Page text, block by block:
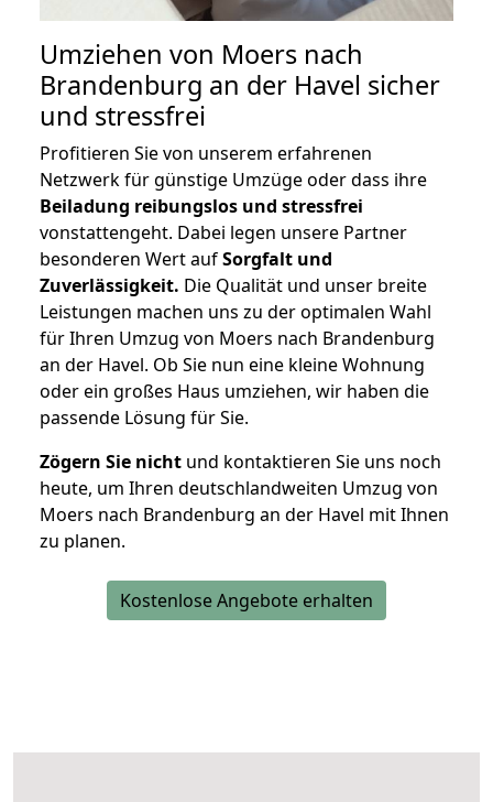
Umziehen von Moers nach
Brandenburg an der Havel sicher
und stressfrei
Profitieren Sie von unserem erfahrenen
Netzwerk für günstige Umzüge oder dass ihre
Beiladung reibungslos und stressfrei
vonstattengeht. Dabei legen unsere Partner
besonderen Wert aufSorgfalt und
Zuverlässigkeit. Die Qualität und unser breite
Leistungen machen uns zu der optimalen Wahl
für Ihren Umzug von Moers nach Brandenburg
an der Havel. Ob Sie nun eine kleine Wohnung
oder ein großes Haus umziehen, wir haben die
passende Lösung für Sie.
Zögern Sie nicht und kontaktieren Sie uns noch
heute, um Ihren deutschlandweiten Umzug von
Moers nach Brandenburg an der Havel mit Ihnen
zu planen.
Kostenlose Angebote erhalten